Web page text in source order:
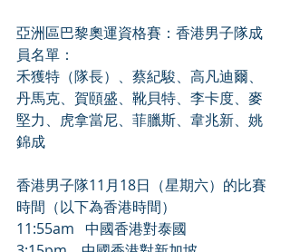
亞洲區巴黎奧運資格賽：香港男子隊成
員名單：
禾獲特（隊長）、蔡紀駿、高凡迪爾、
丹馬克、賀頤盛、靴貝特、李卡度、麥
堅力、虎拿當尼、菲臘斯、韋兆新、姚
錦成
香港男子隊11月18日（星期六）的比賽
時間（以下為香港時間）
11:55am   中國香港對泰國